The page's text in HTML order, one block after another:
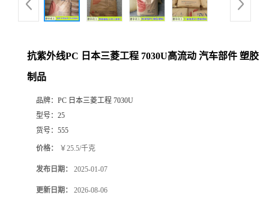
抗紫外线PC 日本三菱工程 7030U高流动 汽车部件 塑胶
制品
品牌： PC 日本三菱工程 7030U
型号： 25
货号： 555
价格： ￥25.5/千克
发布日期： 2025-01-07
更新日期： 2026-08-06